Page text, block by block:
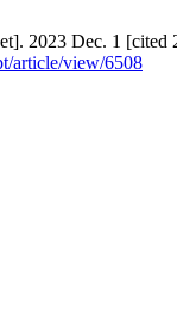
2023 Dec. 1
article/view/6508